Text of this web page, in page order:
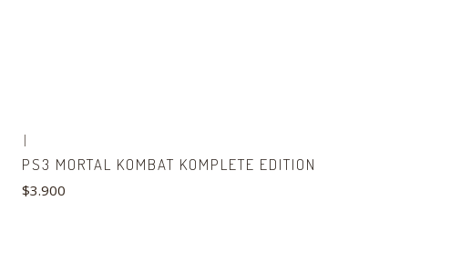
|
PS3 MORTAL KOMBAT KOMPLETE EDITION
$3.900